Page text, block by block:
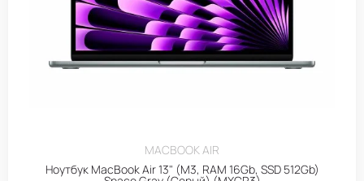
MACBOOK AIR
Ноутбук MacBook Air 13" (M3, RAM 16Gb, SSD 512Gb)